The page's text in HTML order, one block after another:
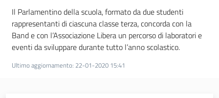
Assemblea
legislativa
Assemblea
Attività
Il Parlamentino della scuola, formato da due studenti
rappresentanti di ciascuna classe terza, concorda con la
Band e con l’Associazione Libera un percorso di laboratori e
eventi da sviluppare durante tutto l’anno scolastico.
Ultimo aggiornamento: 22-01-2020 15:41